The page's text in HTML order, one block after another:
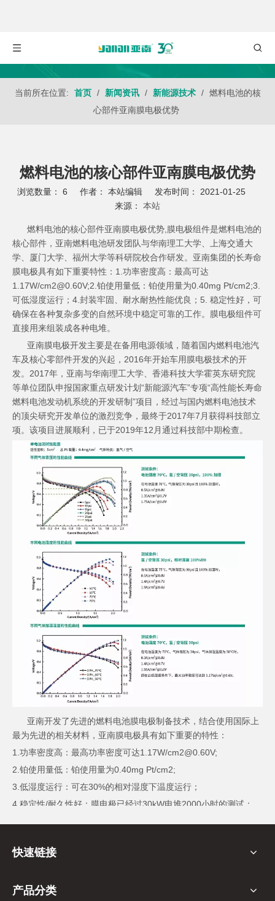
当前所在位置: 首页 / 新闻资讯 / 新能源技术 / 燃料电池的核
心部件亚南膜电极优势
燃料电池的核心部件亚南膜电极优势
浏览数量： 6 作者： 本站编辑 发布时间： 2021-01-25
来源： 本站
["wechat","weibo","qzone","douban","email"]
燃料电池的核心部件亚南膜电极优势,膜电极组件是燃料电池的
核心部件，亚南燃料电池研发团队与华南理工大学、上海交通大
学、厦门大学、福州大学等科研院校合作研发。亚南集团的长寿命
膜电极具有如下重要特性：1.功率密度高：最高可达
1.17W/cm2@0.60V;2.铂使用量低：铂使用量为0.40mg Pt/cm2;3.
可低湿度运行；4.封装牢固、耐水耐热性能优良；5. 稳定性好，可
确保在各种复杂多变的自然环境中稳定可靠的工作。膜电极组件可
直接用来组装成各种电堆。
亚南膜电极开发主要是在备用电源领域，随着国内燃料电池汽
车及核心零部件开发的兴起，2016年开始车用膜电极技术的开
发。2017年，亚南与华南理工大学、香港科技大学霍英东研究院
等单位团队申报国家重点研发计划“新能源汽车”专项“高性能长寿命
燃料电池发动机系统的开发研制”项目，经过与国内燃料电池技术
的顶尖研究开发单位的激烈竞争，最终于2017年7月获得科技部立
项。该项目进展顺利，已于2019年12月通过科技部中期检查。
亚南开发了先进的燃料电池膜电极制备技术，结合使用国际上
最为先进的相关材料，亚南膜电极具有如下重要的特性：
1.功率密度高：最高功率密度可达1.17W/cm2@0.60V;
2.铂使用量低：铂使用量为0.40mg Pt/cm2;
3.低湿度运行：可在30%的相对湿度下温度运行；
4.稳定性/耐久性好：膜电极已经过30kW电堆2000小时的测试；
亚南集团官网：www.yanan-motor.cn/
快速链接
产品分类